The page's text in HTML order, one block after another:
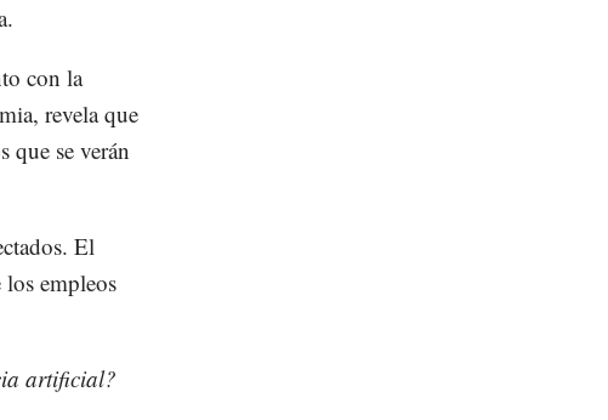
con la
revela que
que se verán
El
los empleos
artificial?